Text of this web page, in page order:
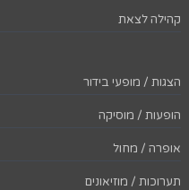
קהילה לצאת
הצגות / מופעי בידור
הופעות / מוסיקה
אופרה / מחול
תערוכות / מוזיאונים